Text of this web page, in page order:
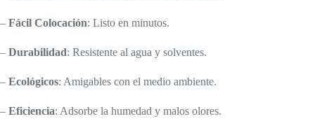
– Fácil Colocación: Listo en minutos.
– Durabilidad: Resistente al agua y solventes.
– Ecológicos: Amigables con el medio ambiente.
– Eficiencia: Adsorbe la humedad y malos olores.